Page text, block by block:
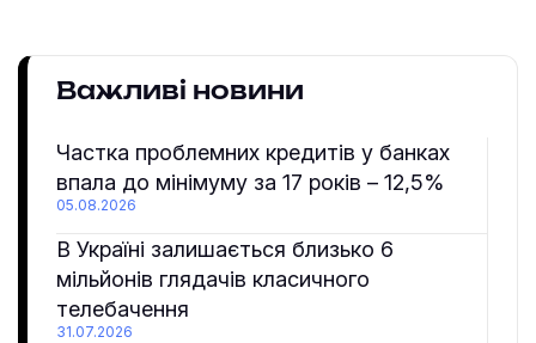
Важливі новини
Частка проблемних кредитів у банках
впала до мінімуму за 17 років – 12,5%
05.08.2026
В Україні залишається близько 6
мільйонів глядачів класичного
телебачення
31.07.2026